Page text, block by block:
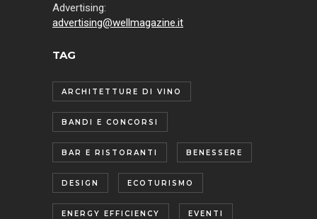
Advertising:
advertising@wellmagazine.it
TAG
ARCHITETTURE DI VINO
BANDI E CONCORSI
BAR E RISTORANTI BENESSERE
DESIGN ECOTURISMO
ENERGY EFFICIENCY EVENTI